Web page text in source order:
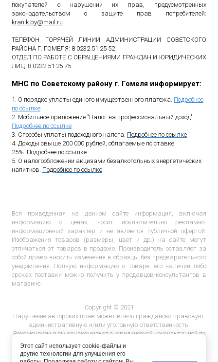
покупателей о нарушении их прав, предусмотренных
законодательством о защите прав потребителей:
kranik by@mail ru
ТЕЛЕФОН ГОРЯЧЕЙ ЛИНИИ АДМИНИСТРАЦИИ СОВЕТСКОГО
РАЙОНА Г. ГОМЕЛЯ: 8 0232 51 25 52
ОТДЕЛ ПО РАБОТЕ С ОБРАЩЕНИЯМИ ГРАЖДАН И ЮРИДИЧЕСКИХ
ЛИЦ: 8 0232 51 25 75
МНС по Советскому району г. Гомеля информирует:
1. О порядке уплаты единого имущественного платежа. Подробнее
по ссылке
2. Мобильное приложение "Налог на профессиональный доход"
Подробнее по ссылке
3. Способы уплаты подоходного налога. Подробнее по ссылке
4. Доходы свыше 200 000 рублей, облагаемые по ставке
25%. Подробнее по ссылке
5. О налогообложении акцизами безалкогольных энергетических
напитков. Подробнее по ссылке
Вся приведенная на данном сайте информация, включая
информацию о ценах, носит исключительно рекламно-
информационный характер и не является публичной офертой.
Изображения товаров (размеры, цвет и др.) на сайте могут
отличаться от товаров в продаже. Производитель оставляет за
собой право вносить изменения в образцы без предварительного
уведомления. Полную информацию о товаре, его наличии либо
сроках поставки можно получить у продавцов-консультантов в
магазине.
Copyright © 2021
Нарушение авторских прав может влечь гражданско-правовую,
административную и/или уголовную ответственность.
Рекомендуем вам ознакомиться с юридической консультацией по
ответственности за нарушение авторских прав.
Этот сайт использует cookie-файлы и
другие технологии для улучшения его